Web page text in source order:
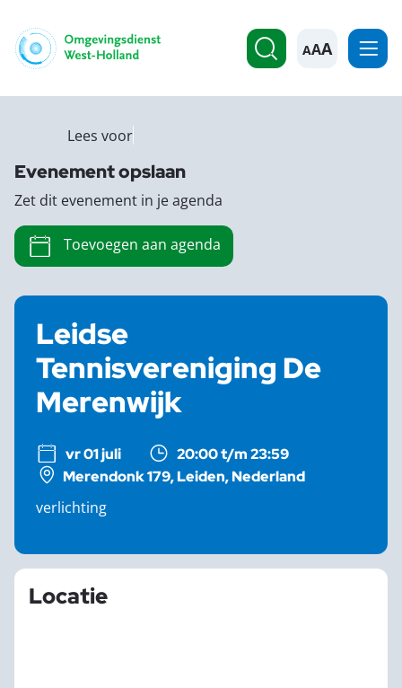
A
Leidse
Tennisvereniging De
Merenwijk
vr 01 juli
20:00 t/m 23:59
Merendonk 179, Leiden, Nederland
verlichting
Locatie
Lees voor
Evenement opslaan
Zet dit evenement in je agenda
Toevoegen aan agenda